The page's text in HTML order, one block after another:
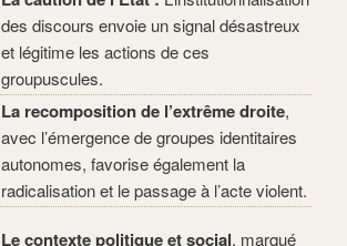
des discours envoie un signal désastreux
et légitime les actions de ces
groupuscules.
La recomposition de l’extrême droite,
avec l’émergence de groupes identitaires
autonomes, favorise également la
radicalisation et le passage à l’acte violent.
Le contexte politique et social, marqué